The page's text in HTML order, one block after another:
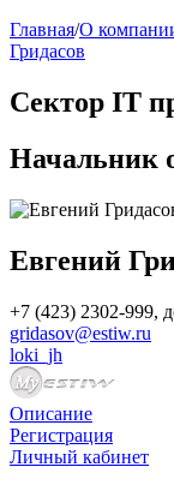
Главная/О
Гридасов
Сектор IT
Начальник
Евгений
+7 (423) 2302-999,
gridasov@estiw.ru
loki_jh
Описание
Регистрация
Личный кабинет